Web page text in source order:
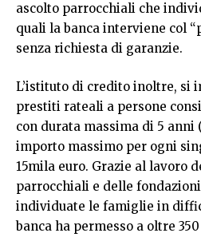
ascolto parrocchiali che
quali la banca interviene col
senza richiesta di garanzie.
L’istituto di credito inoltre, si
prestiti rateali a persone
con durata massima di 5 anni
importo massimo per ogni
15mila euro. Grazie al lavoro
parrocchiali e delle
individuate le famiglie in
banca ha permesso a oltre